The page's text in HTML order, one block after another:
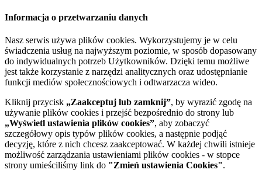
Informacja o przetwarzaniu danych
Nasz serwis używa plików cookies. Wykorzystujemy je w celu
świadczenia usług na najwyższym poziomie, w sposób dopasowany
do indywidualnych potrzeb Użytkowników. Dzięki temu możliwe
jest także korzystanie z narzędzi analitycznych oraz udostępnianie
funkcji mediów społecznościowych i odtwarzacza wideo.
Kliknij przycisk „Zaakceptuj lub zamknij”, by wyrazić zgodę na
używanie plików cookies i przejść bezpośrednio do strony lub
„Wyświetl ustawienia plików cookies”, aby zobaczyć
szczegółowy opis typów plików cookies, a następnie podjąć
decyzję, które z nich chcesz zaakceptować. W każdej chwili istnieje
możliwość zarządzania ustawieniami plików cookies - w stopce
strony umieściliśmy link do "Zmień ustawienia Cookies".